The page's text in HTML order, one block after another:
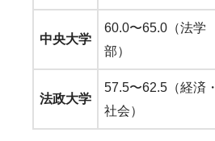
中央大学
60.0〜65.0（法学
部）
法政大学
57.5〜62.5（経済・
社会）